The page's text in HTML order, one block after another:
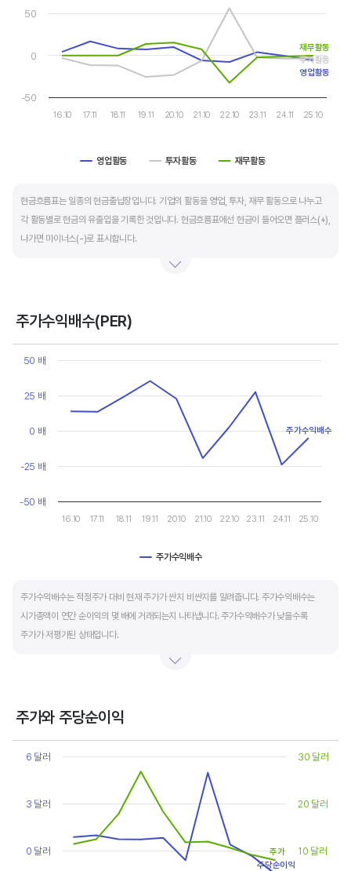
자금 운영에 유리합니다.
운전자본 회전일수는 매출채권 회전일수 + 재고자산 회전일수 - 매입채무 회전일수로
계산합니다. 매출채권 회전일수는 제품 판매 후 거래처로부터 현금으로 회수하는데 걸리는
일수를 말하며 낮을수록 좋습니다. 재고자산 회전일수는 원재료를 매입해 생산, 판매할
The chart has 1 Y axis displaying values. Data ranges from -
영업활동 투자활동 재무활동
16.10 17.11 18.11 19.11 20.10 21.10 22.10 23.11 24.11 25.10
-50
0
50
영업활동
투자활동
재무활동
현금흐름표는 일종의 현금출납장입니다. 기업의 활동을 영업, 투자, 재무 활동으로 나누고
각 활동별로 현금의 유출입을 기록한 것입니다. 현금흐름표에선 현금이 들어오면 플러스(+),
나가면 마이너스(-)로 표시합니다.
투자활동 현금흐름은 기업의 기계 및 공장증설이나 금융자산 거래에서 발생하는
재무활동 현금흐름은 증자, 차입, 배당을 통해 발생하는 현금유출입을 뜻합니다.
영업활동으로 충분한 현금을 벌고 있는 기업은 금융기관의 차입금을 갚고, 배당을 지급하는
등 현금이 유출되기 때문에 마이너스(-)를 기록합니다.
현금흐름 플러스(+), 투자활동 현금흐름 마이너스(-), 재무활동 현금흐름이 마이너스(-)가
가장 좋습니다.
주가수익배수(PER)
Chart
Line chart with 10 data points.
The chart has 1 X axis displaying categories.
The chart has 1 Y axis displaying values. Data ranges from -
주가수익배수
16.10 17.11 18.11 19.11 20.10 21.10 22.10 23.11 24.11 25.10
-50 배
-25 배
0 배
25 배
50 배
주가수익배수
주가수익배수는 적정주가 대비 현재 주가가 싼지 비싼지를 알려줍니다. 주가수익배수는
시가총액이 연간 순이익의 몇 배에 거래되는지 나타냅니다. 주가수익배수가 낮을수록
주가가 저평가된 상태입니다.
상대적으로 싸게 거래된다고 판단합니다.
높으면 주가수익배수도 높게 평가 받습니다. 이는 순이익 성장률이 높으면 주가도 크게
상승한다는 뜻입니다.
10년 간 장기적인 주가수익배수의 움직임과 최고, 최저점을 확인한 후, 현재 시점
주가수익배수와 비교해 주가가 싼지 비싼지를 평가하는게 좋습니다. 일반적으로 장기적인
주가와 주당순이익
Chart
Line chart with 2 lines.
View as data table, Chart
The chart has 1 X axis displaying categories.
The chart has 2 Y axes displaying values, and values.
0 달러
3 달러
6 달러
10 달러
20 달러
30 달러
주당순이익
주가